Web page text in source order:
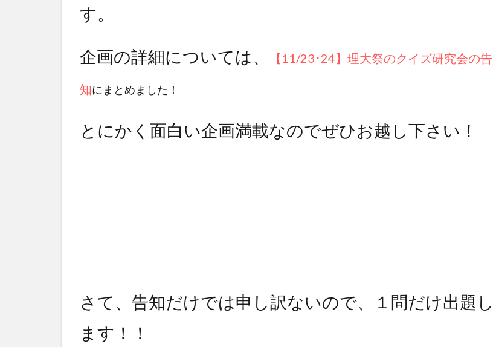
す。
企画の詳細については、 【11/23･24】理大祭のクイズ研究会の告
知にまとめました！
とにかく面白い企画満載なのでぜひお越し下さい！
さて、告知だけでは申し訳ないので、１問だけ出題し
ます！！